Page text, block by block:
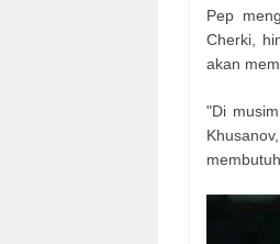
Pep
Cherki,
akan
"Di